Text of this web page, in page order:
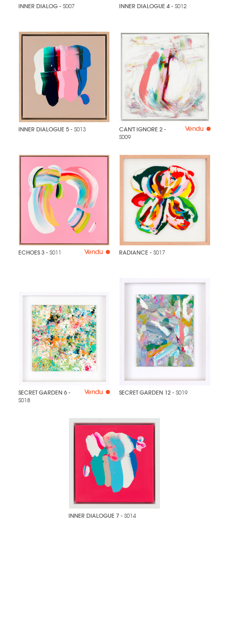
INNER DIALOG - S007 INNER DIALOGUE 4 - S012
INNER DIALOGUE 5 - S013 CAN'T IGNORE 2 -
S009
Vendu
ECHOES 3 - S011 Vendu RADIANCE - S017
SECRET GARDEN 6 -
S018
Vendu SECRET GARDEN 12 - S019
INNER DIALOGUE 7 - S014